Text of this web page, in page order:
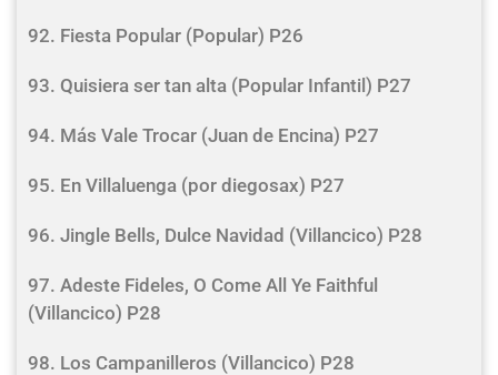
92. Fiesta Popular (Popular) P26
93. Quisiera ser tan alta (Popular Infantil) P27
94. Más Vale Trocar (Juan de Encina) P27
95. En Villaluenga (por diegosax) P27
96. Jingle Bells, Dulce Navidad (Villancico) P28
97. Adeste Fideles, O Come All Ye Faithful
(Villancico) P28
98. Los Campanilleros (Villancico) P28